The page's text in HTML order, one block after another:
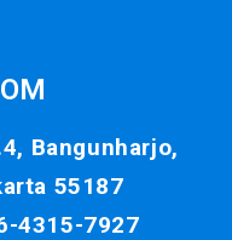
Bangunharjo,
55187
4315-7927